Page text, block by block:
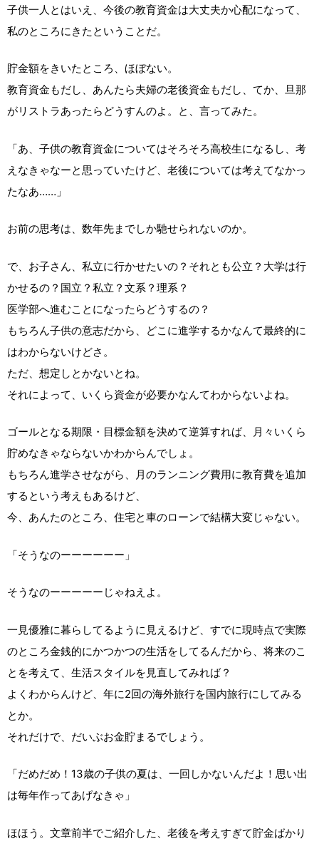
子供一人とはいえ、今後の教育資金は大丈夫か心配になって、
私のところにきたということだ。
貯金額をきいたところ、ほぼない。
教育資金もだし、あんたら夫婦の老後資金もだし、てか、旦那
がリストラあったらどうすんのよ。と、言ってみた。
「あ、子供の教育資金についてはそろそろ高校生になるし、考
えなきゃなーと思っていたけど、老後については考えてなかっ
たなあ……」
お前の思考は、数年先までしか馳せられないのか。
で、お子さん、私立に行かせたいの？それとも公立？大学は行
かせるの？国立？私立？文系？理系？
医学部へ進むことになったらどうするの？
もちろん子供の意志だから、どこに進学するかなんて最終的に
はわからないけどさ。
ただ、想定しとかないとね。
それによって、いくら資金が必要かなんてわからないよね。
ゴールとなる期限・目標金額を決めて逆算すれば、月々いくら
貯めなきゃならないかわからんでしょ。
もちろん進学させながら、月のランニング費用に教育費を追加
するという考えもあるけど、
今、あんたのところ、住宅と車のローンで結構大変じゃない。
「そうなのーーーーーー」
そうなのーーーーーじゃねえよ。
一見優雅に暮らしてるように見えるけど、すでに現時点で実際
のところ金銭的にかつかつの生活をしてるんだから、将来のこ
とを考えて、生活スタイルを見直してみれば？
よくわからんけど、年に2回の海外旅行を国内旅行にしてみる
とか。
それだけで、だいぶお金貯まるでしょう。
「だめだめ！13歳の子供の夏は、一回しかないんだよ！思い出
は毎年作ってあげなきゃ」
ほほう。文章前半でご紹介した、老後を考えすぎて貯金ばかり